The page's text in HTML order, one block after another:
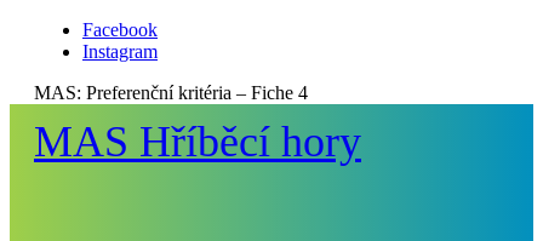
Facebook
Instagram
MAS: Preferenční kritéria – Fiche 4
MAS Hříběcí hory